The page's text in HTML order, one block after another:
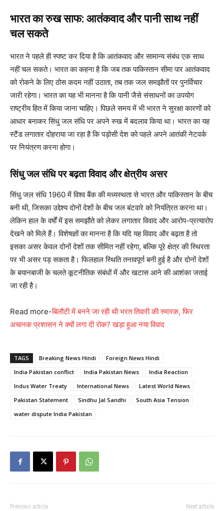
भारत का रुख साफ: आतंकवाद और पानी साथ नहीं
चल सकते
भारत ने पहले ही स्पष्ट कर दिया है कि आतंकवाद और सामान्य संबंध एक साथ
नहीं चल सकते। भारत का कहना है कि जब तक पाकिस्तान सीमा पार आतंकवाद
को रोकने के लिए ठोस कदम नहीं उठाता, तब तक जल समझौतों पर पुनर्विचार
जारी रहेगा। भारत का यह भी मानना है कि पानी जैसे संसाधनों का उपयोग
राष्ट्रीय हित में किया जाना चाहिए। पिछले समय में भी भारत ने सुरक्षा कारणों को
आधार बनाकर सिंधु जल संधि पर अपने रुख में बदलाव किया था। भारत का यह
स्टैंड लगातार दोहराया जा रहा है कि पड़ोसी देश को पहले अपने आतंकी नेटवर्क
पर नियंत्रण करना होगा।
सिंधु जल संधि पर बढ़ता विवाद और क्षेत्रीय असर
सिंधु जल संधि 1960 में विश्व बैंक की मध्यस्थता से भारत और पाकिस्तान के बीच
बनी थी, जिसका उद्देश्य दोनों देशों के बीच जल बंटवारे को नियंत्रित करना था।
लेकिन हाल के वर्षों में इस समझौते को लेकर लगातार विवाद और आरोप-प्रत्यारोप
देखने को मिले हैं। विशेषज्ञों का मानना है कि यदि यह विवाद और बढ़ता है तो
इसका असर केवल दोनों देशों तक सीमित नहीं रहेगा, बल्कि पूरे क्षेत्र की स्थिरता
पर भी असर पड़ सकता है। फिलहाल स्थिति तनावपूर्ण बनी हुई है और दोनों देशों
के बयानबाजी के चलते कूटनीतिक संबंधों में और खटास आने की आशंका जताई
जा रही है।
Read more-बिलौटी में बनने जा रही थी भरत तिवारी की स्मारक, फिर
अचानक प्रशासन ने क्यों लगा दी रोक? खड़ा हुआ नया विवाद
TAGS Breaking News Hindi
Foreign News Hindi
India Pakistan conflict
India Pakistan News
India Reaction
Indus Water Treaty
International News
Latest World News
Pakistan Statement
Sindhu Jal Sandhi
South Asia Tension
water dispute India Pakistan
Previous article Next article